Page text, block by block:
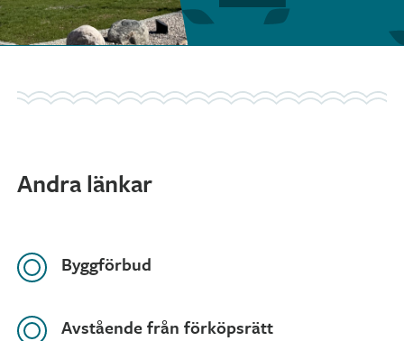
Andra länkar
Byggförbud
Avstående från förköpsrätt